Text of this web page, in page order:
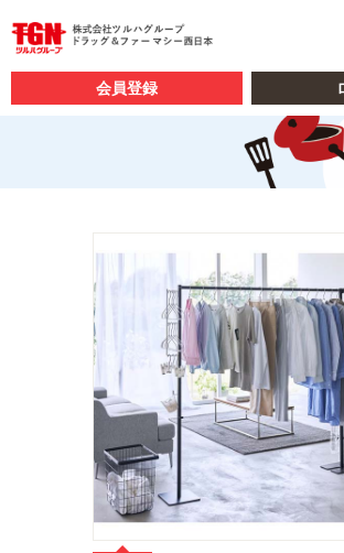
会員登録